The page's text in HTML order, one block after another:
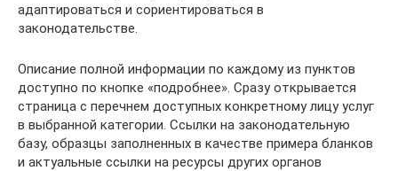
адаптироваться и сориентироваться в
законодательстве.
Описание полной информации по каждому из пунктов
доступно по кнопке «подробнее». Сразу открывается
страница с перечнем доступных конкретному лицу услуг
в выбранной категории. Ссылки на законодательную
базу, образцы заполненных в качестве примера бланков
и актуальные ссылки на ресурсы других органов